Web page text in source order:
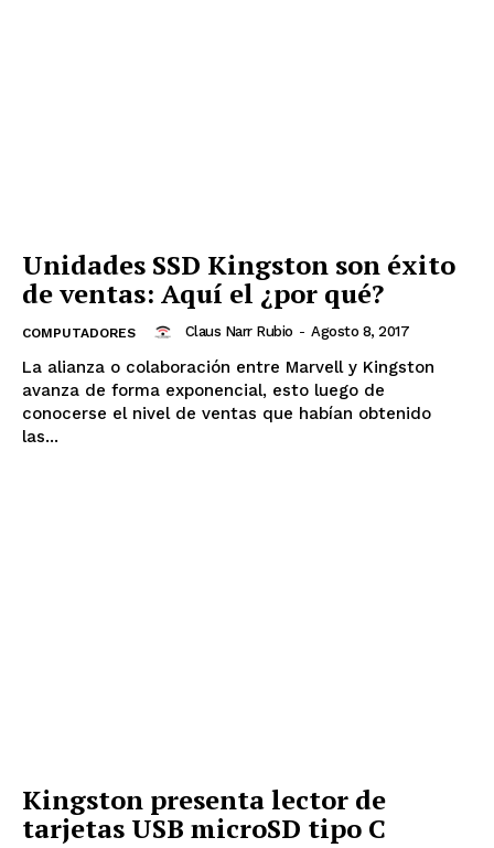
Unidades SSD Kingston son éxito
de ventas: Aquí el ¿por qué?
COMPUTADORES Claus Narr Rubio - Agosto 8, 2017
La alianza o colaboración entre Marvell y Kingston
avanza de forma exponencial, esto luego de
conocerse el nivel de ventas que habían obtenido
las...
Kingston presenta lector de
tarjetas USB microSD tipo C